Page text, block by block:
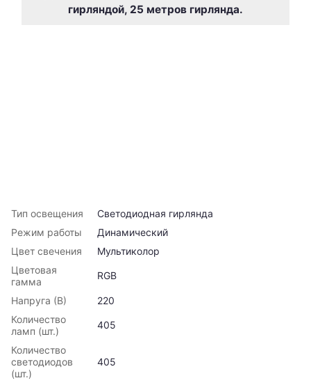
гирляндой, 25 метров гирлянда.
Тип освещения
Светодиодная гирлянда
Режим работы
Динамический
Цвет свечения
Мультиколор
Цветовая
гамма
RGB
Напруга (В)
220
Количество
ламп (шт.)
405
Количество
светодиодов
(шт.)
405